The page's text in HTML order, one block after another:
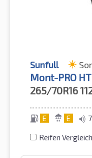
Sunfull
Mont-PRO
265/70R16
E E
Reifen